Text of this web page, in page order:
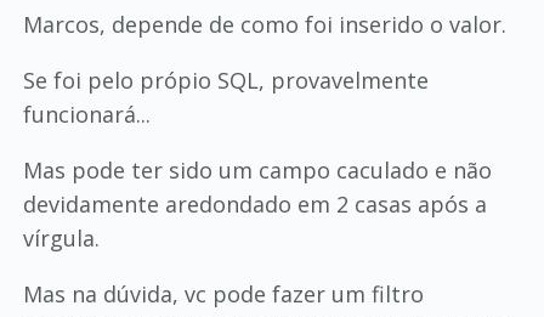
Marcos, depende de como foi inserido o valor.
Se foi pelo própio SQL, provavelmente
funcionará...
Mas pode ter sido um campo caculado e não
devidamente aredondado em 2 casas após a
vírgula.
Mas na dúvida, vc pode fazer um filtro